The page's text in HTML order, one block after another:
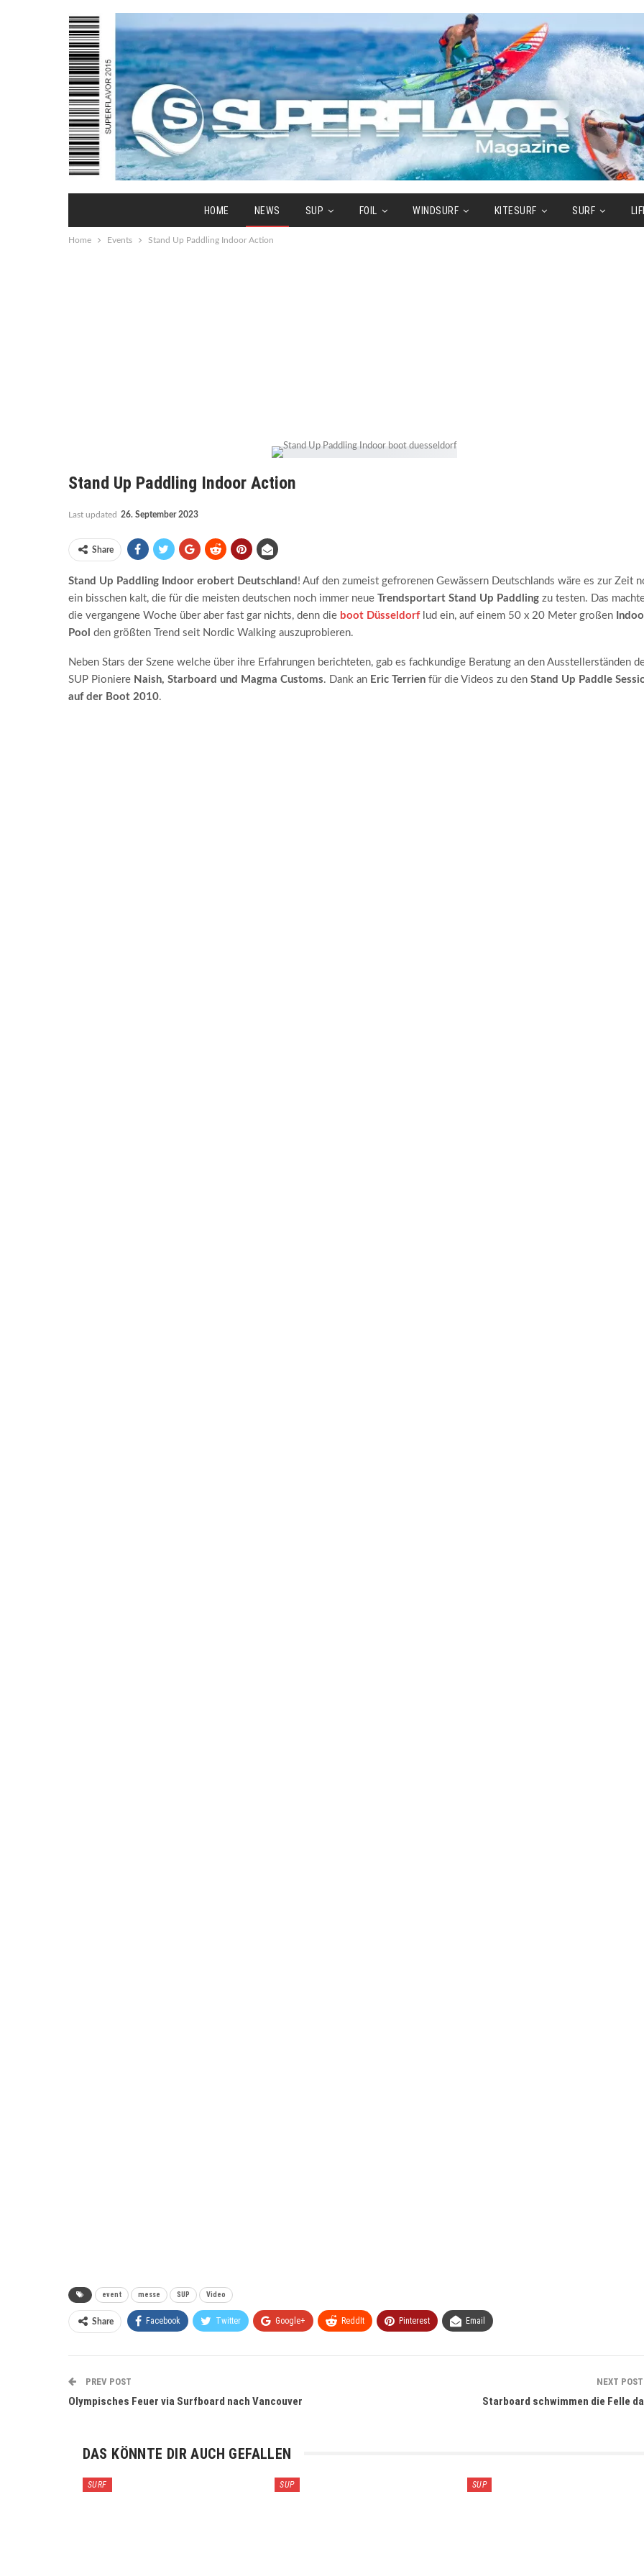
HOME NEWS SUP FOIL WINDSURF KITESURF SURF
Home Events Stand Up Paddling Indoor Action
Stand Up Paddling Indoor Action
Last updated 26. September 2023
Share
Stand Up Paddling Indoor erobert Deutschland ! Auf den zumeist gefrorenen Gewässern Deutschlands wäre es zur Zeit
ein bisschen kalt, die für die meisten deutschen noch immer neue Trendsportart Stand Up Paddlingzu testen. Das
die vergangene Woche über aber fast gar nichts, denn die boot Düsseldorflud ein, auf einem 50 x 20 Meter großen
Pool den größten Trend seit Nordic Walking auszuprobieren.
Neben Stars der Szene welche über ihre Erfahrungen berichteten, gab es fachkundige Beratung an den Ausstellerständen
SUP Pioniere Naish, Starboard und Magma Customs. Dank an Eric Terrienfür die Videos zu den Stand Up Paddle
auf der Boot 2010.
event messe SUP Video
Share Facebook Twitter Google+ ReddIt Pinterest Email
PREV POST
Olympisches Feuer via Surfboard nach Vancouver
NEXT POST
Starboard schwimmen die Felle
DAS KÖNNTE DIR AUCH GEFALLEN
SURF SUP SUP